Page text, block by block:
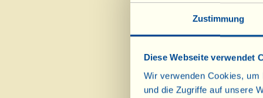
Zustimmung
Diese Webseite verwendet
Wir verwenden Cookies,
und die Zugriffe auf unsere
mm unterhalb
Keine Angst,
geöffnet
Eier offen